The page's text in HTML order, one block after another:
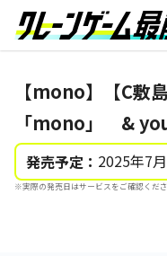
【mono】【C敷
「mono」 &
発売予定： 2025年7
※実際の発売日はサービスをご確認くださ